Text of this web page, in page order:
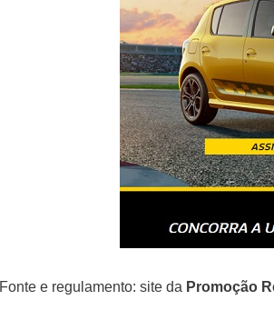
Fonte e regulamento: site da Promoção